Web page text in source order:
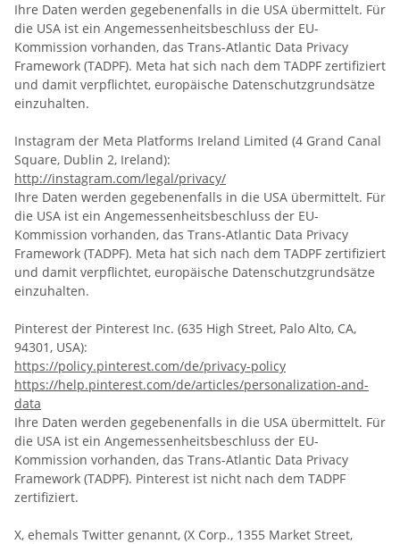
Ihre Daten werden gegebenenfalls in die USA übermittelt. Für
die USA ist ein Angemessenheitsbeschluss der EU-
Kommission vorhanden, das Trans-Atlantic Data Privacy
Framework (TADPF). Meta hat sich nach dem TADPF zertifiziert
und damit verpflichtet, europäische Datenschutzgrundsätze
einzuhalten.
Instagram der Meta Platforms Ireland Limited (4 Grand Canal
Square, Dublin 2, Ireland):
http://instagram.com/legal/privacy/
Ihre Daten werden gegebenenfalls in die USA übermittelt. Für
die USA ist ein Angemessenheitsbeschluss der EU-
Kommission vorhanden, das Trans-Atlantic Data Privacy
Framework (TADPF). Meta hat sich nach dem TADPF zertifiziert
und damit verpflichtet, europäische Datenschutzgrundsätze
einzuhalten.
Pinterest der Pinterest Inc. (635 High Street, Palo Alto, CA,
94301, USA):
https://policy.pinterest.com/de/privacy-policy
https://help.pinterest.com/de/articles/personalization-and-
data
Ihre Daten werden gegebenenfalls in die USA übermittelt. Für
die USA ist ein Angemessenheitsbeschluss der EU-
Kommission vorhanden, das Trans-Atlantic Data Privacy
Framework (TADPF). Pinterest ist nicht nach dem TADPF
zertifiziert.
X, ehemals Twitter genannt, (X Corp., 1355 Market Street,